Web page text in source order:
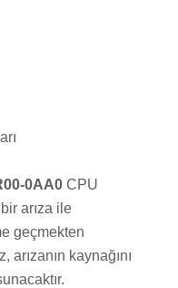
0AA0CPU
arıza ile
geçmekten
kaynağını